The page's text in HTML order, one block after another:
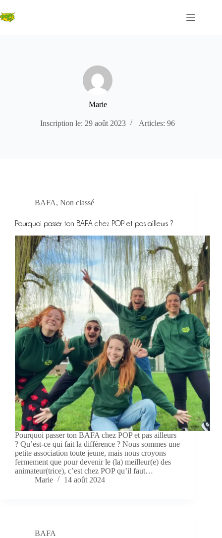
au
contenu
Marie
Inscription le: 29 août 2023 Articles: 96
BAFA, Non classé
Pourquoi passer ton BAFA chez POP et pas ailleurs ?
Pourquoi passer ton BAFA chez POP et pas ailleurs
? Qu’est-ce qui fait la différence ? Nous sommes une
petite association toute jeune, mais nous croyons
fermement que pour devenir le (la) meilleur(e) des
animateur(trice), c’est chez POP qu’il faut…
Marie
14 août 2024
BAFA